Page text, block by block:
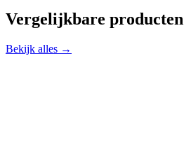
Vergelijkbare producten
Bekijk alles →